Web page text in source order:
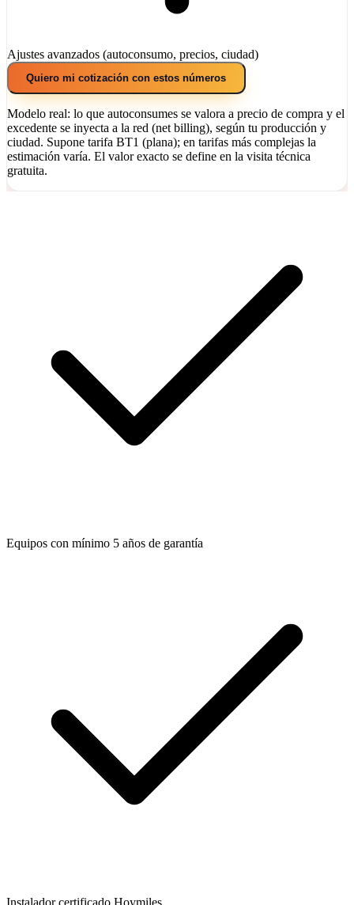
Ajustes avanzados (autoconsumo, precios, ciudad)
Quiero mi cotización con estos números
Modelo real: lo que autoconsumes se valora a precio de compra y el
excedente se inyecta a la red (net billing), según tu producción y
ciudad. Supone tarifa BT1 (plana); en tarifas más complejas la
estimación varía. El valor exacto se define en la visita técnica
gratuita.
Equipos con mínimo 5 años de garantía
Instalador certificado Hoymiles